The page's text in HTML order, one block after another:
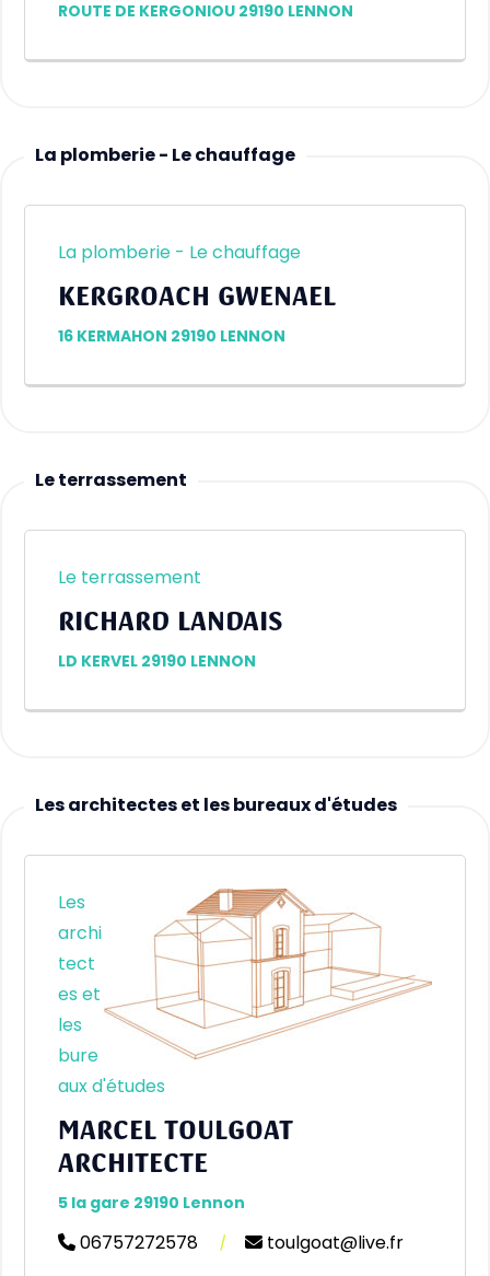
ROUTE DE KERGONIOU 29190 LENNON
La plomberie - Le chauffage
La plomberie - Le chauffage
KERGROACH GWENAEL
16 KERMAHON 29190 LENNON
Le terrassement
Le terrassement
RICHARD LANDAIS
LD KERVEL 29190 LENNON
Les architectes et les bureaux d'études
Les
archi
tect
es et
les
bure
aux d'études
MARCEL TOULGOAT
ARCHITECTE
5 la gare 29190 Lennon
06757272578 | toulgoat@live.fr